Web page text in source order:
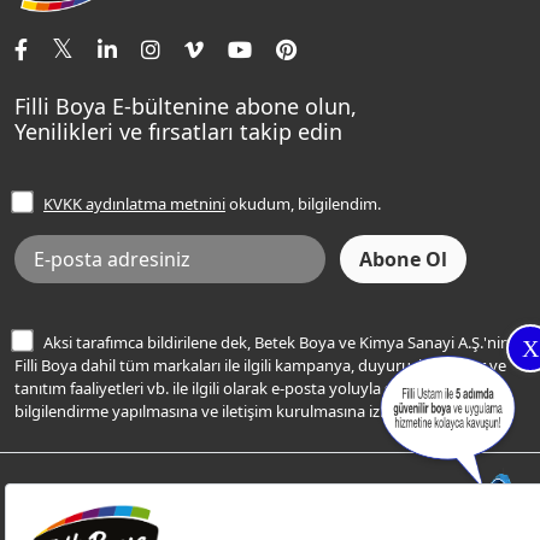
X
Tavan Boyaları
Ev Bakım ve Hobi Boyaları
Yatak Odası Renkleri
Sentomaxx Sentetik Boya
Sentomaxx İpeksi Mat
Momento Life
Şampanya Rengi
Açık Mavi Rengi
Frezya Rengi
İletişim Bilgilerimiz
Renk Danışma
Filli Ustam
Sıkça Sorulan Sorular
Ücretsiz Yalıtım Keşif Hizmeti
Bilgi Toplumu Hizmetleri
İnternet Sitesi Kullanım Koşulları
KVKK Talep Formu
KVKK Aydınlatma Metni
Filli Boya E-bültenine abone olun,
Yenilikleri ve fırsatları takip edin
KVKK aydınlatma metniniokudum, bilgilendim.
Aksi tarafımca bildirilene dek, Betek Boya ve Kimya Sanayi A.Ş.'nin
Filli Boya dahil tüm markaları ile ilgili kampanya, duyuru, hizmetler ve
tanıtım faaliyetleri vb. ile ilgili olarak e-posta yoluyla şahsıma
bilgilendirme yapılmasına ve iletişim kurulmasına izin veriyorum.